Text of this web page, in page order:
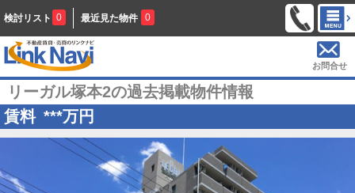
検討リスト 0 最近見た物件 0
お問合せ
リーガル塚本2の過去掲載物件情報
賃料 ***万円